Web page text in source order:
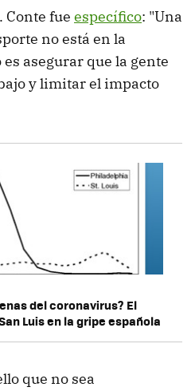
fue específico: "Una
no está en la
asegurar que la gente
y limitar el impacto
del coronavirus? El
Luis en la gripe española
que no sea